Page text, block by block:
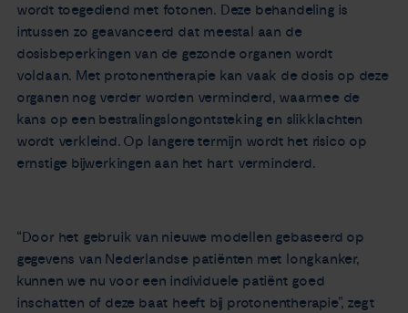
wordt toegediend met fotonen. Deze behandeling is
intussen zo geavanceerd dat meestal aan de
dosisbeperkingen van de gezonde organen wordt
voldaan. Met protonentherapie kan vaak de dosis op deze
organen nog verder worden verminderd, waarmee de
kans op een bestralingslongontsteking en slikklachten
wordt verkleind. Op langere termijn wordt het risico op
ernstige bijwerkingen aan het hart verminderd.
“Door het gebruik van nieuwe modellen gebaseerd op
gegevens van Nederlandse patiënten met longkanker,
kunnen we nu voor een individuele patiënt goed
inschatten of deze baat heeft bij protonentherapie”, zegt